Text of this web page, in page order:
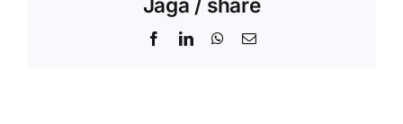
Jaga / share
FacebookLinkedInWhatsApp
Email